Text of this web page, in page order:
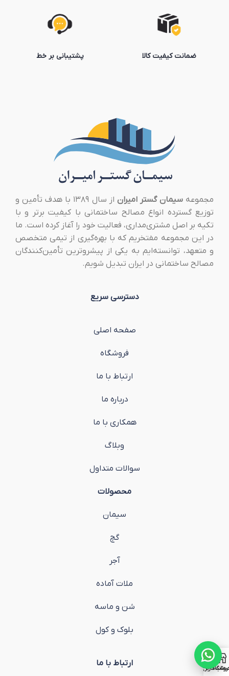
ضمانت کیفیت کالا پشتیبانی بر خط
مجموعهسیمان گستر امیران
از سال ۱۳۸۹ با هدف تأمین و
توزیع گسترده انواع مصالح ساختمانی با کیفیت برتر و با
تکیه بر اصل مشتری‌مداری، فعالیت خود را آغاز کرده است. ما
در این مجموعه مفتخریم که با بهره‌گیری از تیمی متخصص
و متعهد، توانسته‌ایم به یکی از پیشروترین تأمین‌کنندگان
مصالح ساختمانی در ایران تبدیل شویم.
دسترسی سریع
صفحه اصلی
فروشگاه
ارتباط با ما
درباره ما
همکاری با ما
وبلاگ
سوالات متداول
محصولات
سیمان
گچ
آجر
ملات آماده
شن و ماسه
بلوک و کول
ارتباط با ما کاربری من